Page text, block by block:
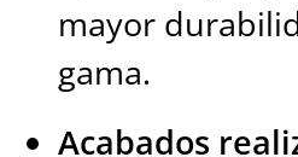
mayor
gama.
Acabados